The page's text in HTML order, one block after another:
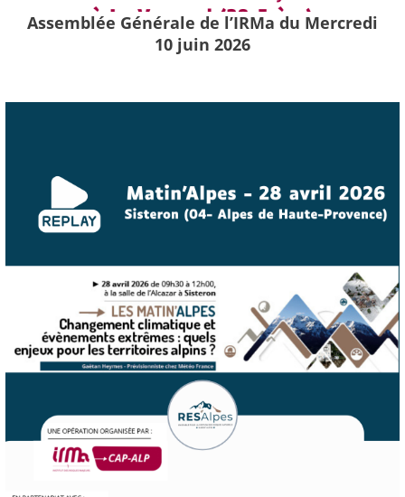
Assemblée Générale de l’IRMa du Mercredi
10 juin 2026